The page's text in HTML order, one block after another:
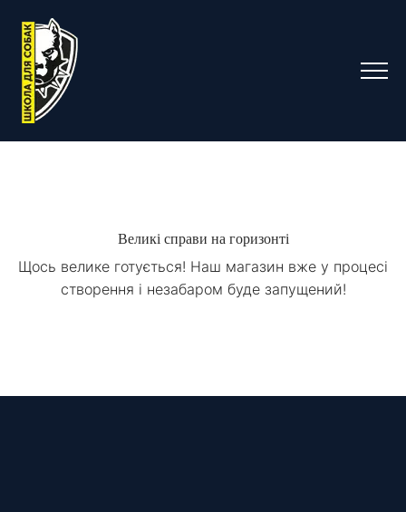
Великі справи на горизонті
Щось велике готується! Наш магазин вже у процесі
створення і незабаром буде запущений!